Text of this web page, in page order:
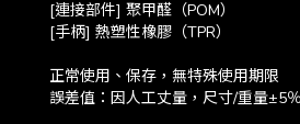
[連接部件] 聚甲醛（POM）
[手柄] 熱塑性橡膠（TPR）
正常使用、保存，無特殊使用期限
誤差值：因人工丈量，尺寸/重量±5